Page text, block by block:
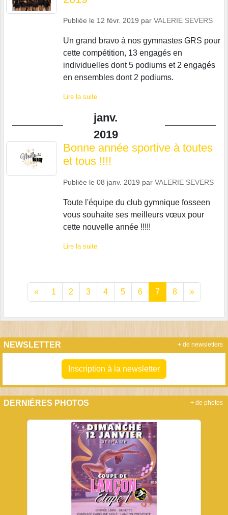
Publiée le 12 févr. 2019 par VALERIE SEVERS
Un grand bravo à nos gymnastes GRS pour
cette compétition, 13 engagés en
individuelles dont 5 podiums et 2 engagés
en ensembles dont 2 podiums.
Lire la suite
janv.
2019
Bonne année sportive à toutes
et tous !!!!
Publiée le 08 janv. 2019 par VALERIE SEVERS
Toute l'équipe du club gymnique fosseen
vous souhaite ses meilleurs vœux pour
cette nouvelle année !!!!!
Lire la suite
« 1 2 3 4 5 6 7 8 »
NEWSLETTER
Inscription à la newsletter
+ de newsletters
DERNIÈRES PHOTOS + de photos